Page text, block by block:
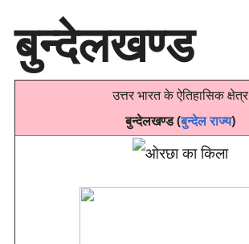
म
ग्री
र
बुन्देलखण्ड
उत्तर भारत के ऐतिहासिक क्षेत्र
बुन्देलखण्ड (बुन्देल राज्य)